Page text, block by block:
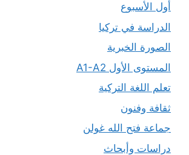
أول الأسبوع
الدراسة في تركيا
الصورة الخبرية
المستوى الأول A1-A2
تعلم اللغة التركية
ثقافة وفنون
جماعة فتح الله غولن
دراسات وأبحاث